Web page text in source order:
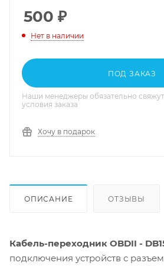
500 ₽
Нет в наличии
ПОД ЗАКАЗ
Наши менеджеры обязательно
условия заказа
Хочу в подарок
ОПИСАНИЕ ОТЗЫВЫ
Кабель-переходник OBDII -
подключения устройств с